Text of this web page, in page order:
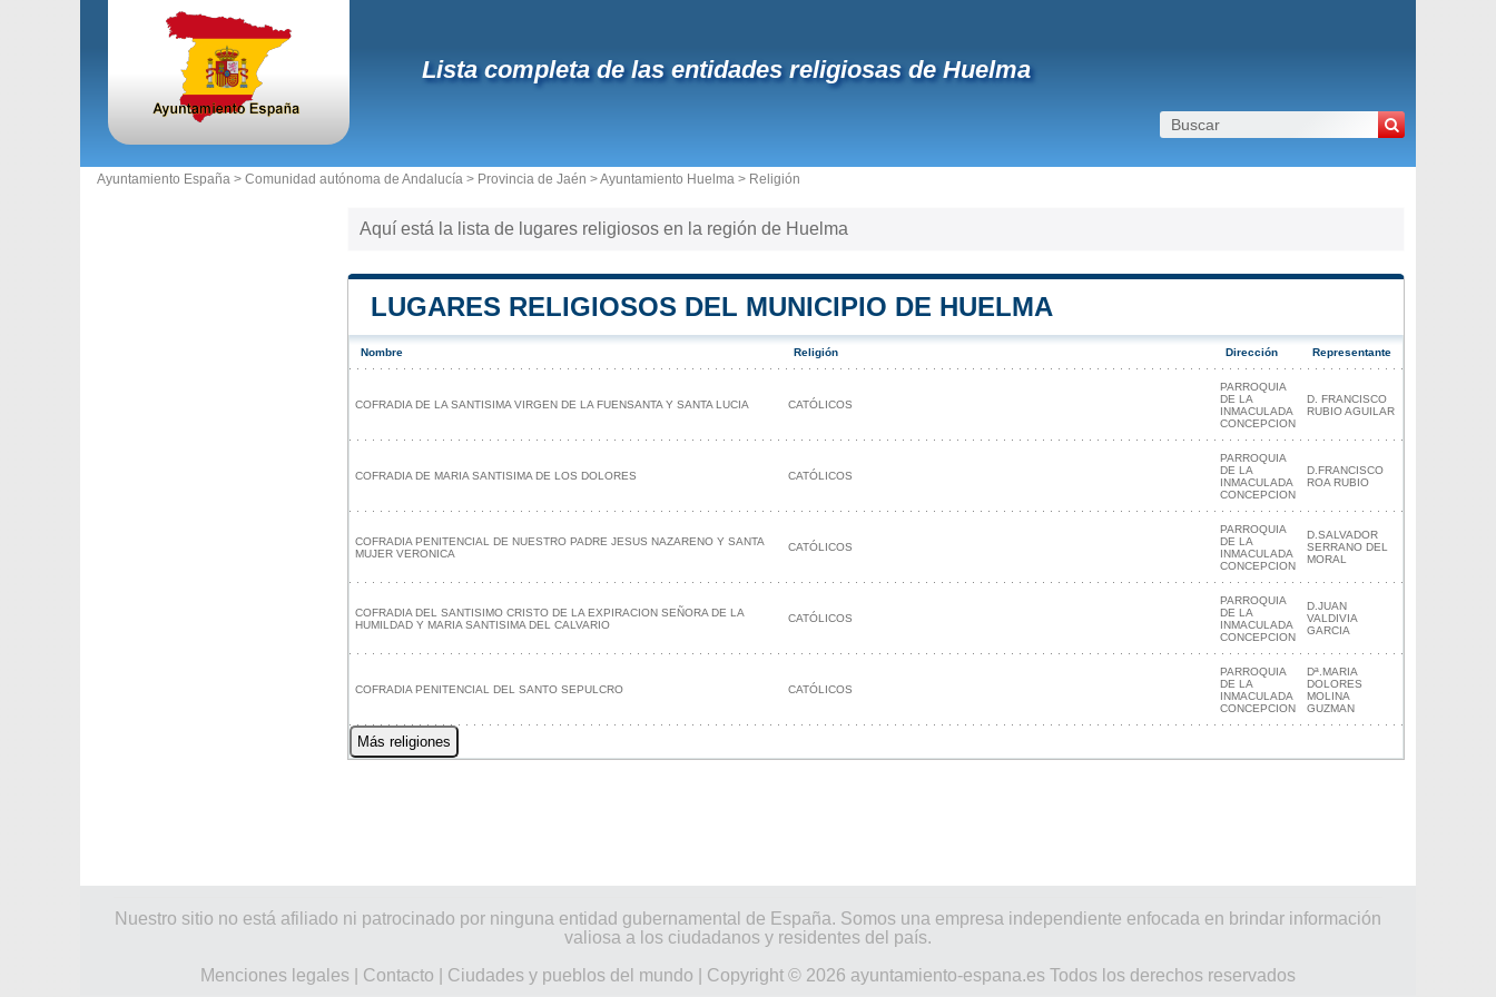
Lista completa de las entidades religiosas de Huelma
Ayuntamiento España > Comunidad autónoma de Andalucía > Provincia de Jaén >Ayuntamiento Huelma > Religión
Aquí está la lista de lugares religiosos en la región de Huelma
LUGARES RELIGIOSOS DEL MUNICIPIO DE HUELMA
Nombre Religión Dirección Representante
COFRADIA DE LA SANTISIMA VIRGEN DE LA FUENSANTA Y SANTA LUCIA CATÓLICOS
PARROQUIA
DE LA
INMACULADA
CONCEPCION
D. FRANCISCO
RUBIO AGUILAR
COFRADIA DE MARIA SANTISIMA DE LOS DOLORES CATÓLICOS
PARROQUIA
DE LA
INMACULADA
CONCEPCION
D.FRANCISCO
ROA RUBIO
COFRADIA PENITENCIAL DE NUESTRO PADRE JESUS NAZARENO Y SANTA
MUJER VERONICA
CATÓLICOS
PARROQUIA
DE LA
INMACULADA
CONCEPCION
D.SALVADOR
SERRANO DEL
MORAL
COFRADIA DEL SANTISIMO CRISTO DE LA EXPIRACION SEÑORA DE LA
HUMILDAD Y MARIA SANTISIMA DEL CALVARIO
CATÓLICOS
PARROQUIA
DE LA
INMACULADA
CONCEPCION
D.JUAN
VALDIVIA
GARCIA
COFRADIA PENITENCIAL DEL SANTO SEPULCRO CATÓLICOS
PARROQUIA
DE LA
INMACULADA
CONCEPCION
Dª.MARIA
DOLORES
MOLINA
GUZMAN
Más religiones
Nuestro sitio no está afiliado ni patrocinado por ninguna entidad gubernamental de España. Somos una empresa independiente enfocada en brindar información
valiosa a los ciudadanos y residentes del país.
Menciones legales
Contacto Ciudades y pueblos del mundo | Copyright © 2026 ayuntamiento-espana.es Todos los derechos reservados